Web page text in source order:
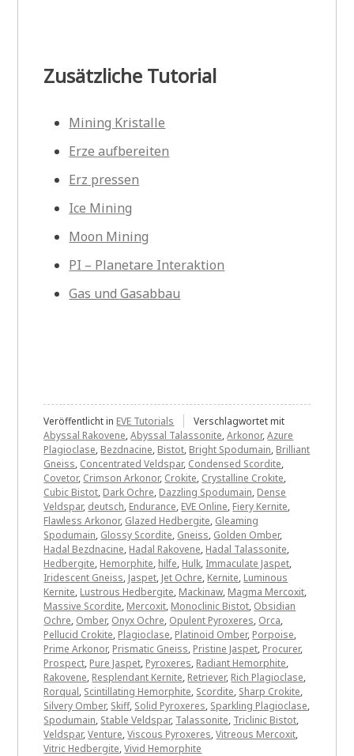
Zusätzliche Tutorial
Mining Kristalle
Erze aufbereiten
Erz pressen
Ice Mining
Moon Mining
PI – Planetare Interaktion
Gas und Gasabbau
Veröffentlicht in EVE Tutorials
Verschlagwortet mit
Abyssal Rakovene,Abyssal Talassonite,Arkonor,Azure
Plagioclase, Bezdnacine, Bistot, Bright Spodumain, Brilliant
Gneiss, Concentrated Veldspar, Condensed Scordite,
Covetor, Crimson Arkonor, Crokite, Crystalline Crokite,
Cubic Bistot, Dark Ochre, Dazzling Spodumain, Dense
Veldspar, deutsch, Endurance, EVE Online, Fiery Kernite,
Flawless Arkonor, Glazed Hedbergite, Gleaming
Spodumain, Glossy Scordite, Gneiss, Golden Omber,
Hadal Bezdnacine, Hadal Rakovene, Hadal Talassonite,
Hedbergite, Hemorphite, hilfe, Hulk, Immaculate Jaspet,
Iridescent Gneiss, Jaspet, Jet Ochre, Kernite, Luminous
Kernite, Lustrous Hedbergite, Mackinaw, Magma Mercoxit,
Massive Scordite, Mercoxit, Monoclinic Bistot, Obsidian
Ochre, Omber, Onyx Ochre, Opulent Pyroxeres, Orca,
Pellucid Crokite, Plagioclase, Platinoid Omber, Porpoise,
Prime Arkonor, Prismatic Gneiss, Pristine Jaspet, Procurer,
Prospect, Pure Jaspet, Pyroxeres, Radiant Hemorphite,
Rakovene, Resplendant Kernite, Retriever, Rich Plagioclase,
Rorqual, Scintillating Hemorphite, Scordite, Sharp Crokite,
Silvery Omber, Skiff, Solid Pyroxeres, Sparkling Plagioclase,
Spodumain, Stable Veldspar, Talassonite, Triclinic Bistot,
Veldspar,Venture,Viscous Pyroxeres,Vitreous Mercoxit,
Vitric Hedbergite,Vivid Hemorphite